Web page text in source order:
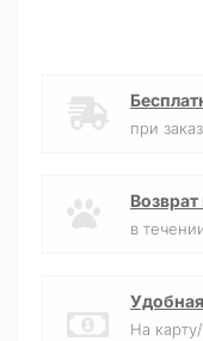
при
в
На